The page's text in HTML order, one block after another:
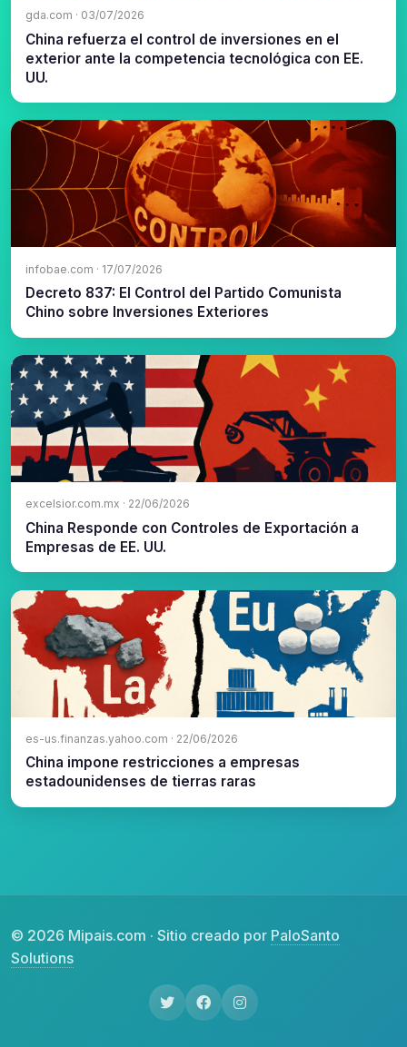
gda.com · 03/07/2026
China refuerza el control de inversiones en el
exterior ante la competencia tecnológica con EE.
UU.
infobae.com · 17/07/2026
Decreto 837: El Control del Partido Comunista
Chino sobre Inversiones Exteriores
excelsior.com.mx · 22/06/2026
China Responde con Controles de Exportación a
Empresas de EE. UU.
es-us.finanzas.yahoo.com · 22/06/2026
China impone restricciones a empresas
estadounidenses de tierras raras
© 2026 Mipais.com · Sitio creado por PaloSanto
Solutions